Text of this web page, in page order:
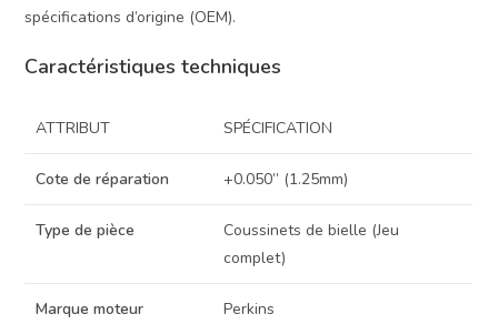
spécifications d’origine (OEM).
Caractéristiques techniques
ATTRIBUT SPÉCIFICATION
Cote de réparation +0.050” (1.25mm)
Type de pièce
Coussinets de bielle (Jeu
complet)
Marque moteur Perkins